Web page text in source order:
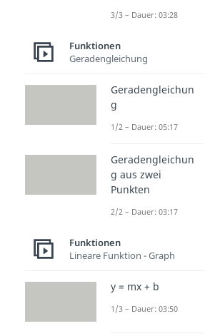
Nach Beantwortung
Studyflix zu
arcsin(x)
und
zur
In die
Arcus cos
Die Zahlen,
erlaubt
3/3 – Dauer: 03:28
Funktionen
Geradengleichung
Geradengleichun
g
1/2 – Dauer: 05:17
Geradengleichun
g aus zwei
Punkten
2/2 – Dauer: 03:17
Funktionen
Lineare Funktion - Graph
y = mx + b
1/3 – Dauer: 03:50